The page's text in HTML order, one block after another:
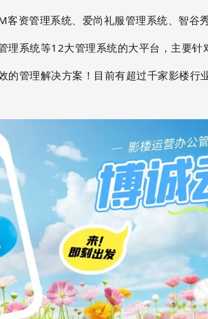
客资管理系统、爱尚礼服管理系统、智谷
理系统等12大管理系统的大平台，主要针
的管理解决方案！目前有超过千家影楼行